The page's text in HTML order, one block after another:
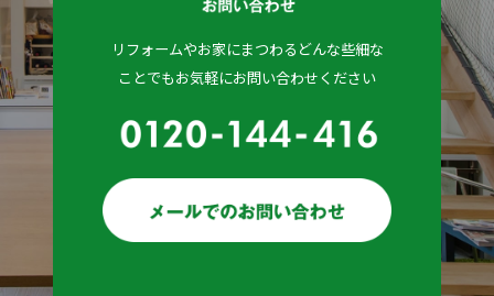
リフォームやお家にまつわるどんな些細な
ことでもお気軽にお問い合わせください